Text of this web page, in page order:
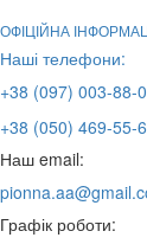
ОФІЦІЙНА
Наші телефони:
+38 (097) 003-88-
+38 (050) 469-55-
Наш email:
Графік роботи: